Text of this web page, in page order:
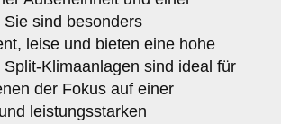
sind besonders
leise und bieten eine hohe
Split-Klimaanlagen sind ideal für
der Fokus auf einer
leistungsstarken